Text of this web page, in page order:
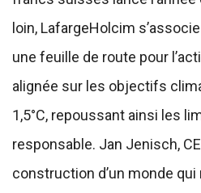
loin, LafargeHolcim
une feuille de route pour
alignée sur les objectifs
1,5°C, repoussant ainsi les
responsable. Jan Jenisch,
construction d’un monde